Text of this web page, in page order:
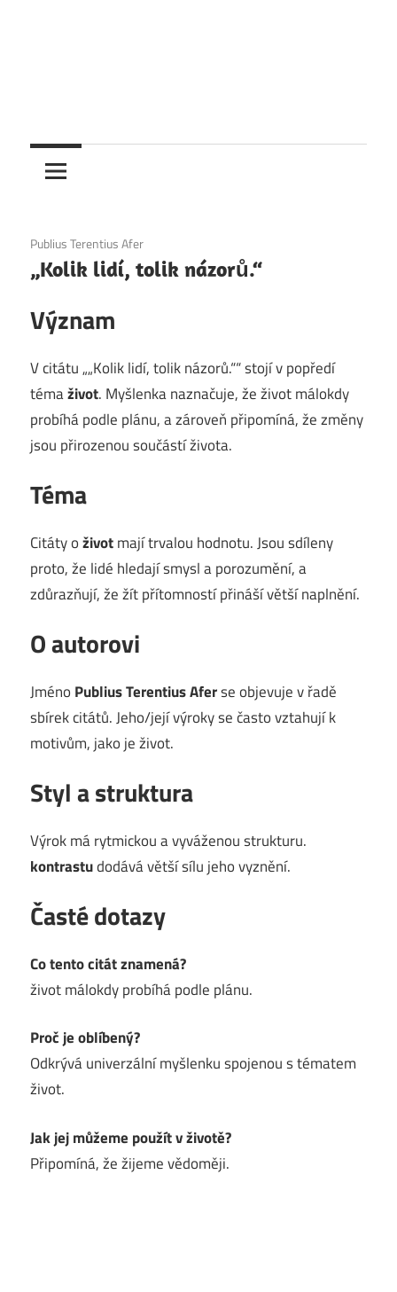
1. 12. 2020
Publius Terentius Afer
„Kolik lidí, tolik názorů.“
Význam
V citátu „„Kolik lidí, tolik názorů.““ stojí v popředí
témaživot. Myšlenka naznačuje, že život málokdy
probíhá podle plánu, a zároveň připomíná, že změny
jsou přirozenou součástí života.
Téma
Citáty oživotmají trvalou hodnotu. Jsou sdíleny
proto, že lidé hledají smysl a porozumění, a
zdůrazňují, že žít přítomností přináší větší naplnění.
O autorovi
Jméno Publius Terentius Aferse objevuje v řadě
sbírek citátů. Jeho/její výroky se často vztahují k
motivům, jako je život.
Styl a struktura
Výrok má rytmickou a vyváženou strukturu.
kontrastudodává větší sílu jeho vyznění.
Časté dotazy
Co tento citát znamená?
život málokdy probíhá podle plánu.
Proč je oblíbený?
Odkrývá univerzální myšlenku spojenou s tématem
život.
Jak jej můžeme použít v životě?
Připomíná, že žijeme vědoměji.